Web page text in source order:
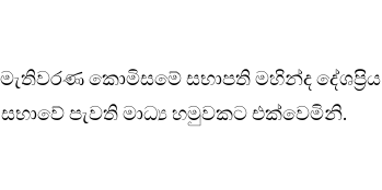
කොමිසමේ සභාපති මහින්ද දේශප්‍රිය
පැවති මාධ්‍ය හමුවකට එක්වෙමිනි.